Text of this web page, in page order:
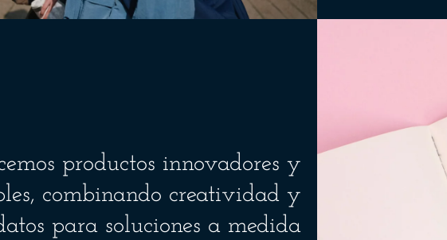
productos innovadores y
combinando creatividad y
para soluciones a medida